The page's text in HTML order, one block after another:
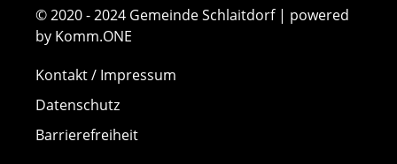
© 2020 - 2024 Gemeinde Schlaitdorf | powered
by Komm.ONE
Kontakt / Impressum
Datenschutz
Barrierefreiheit